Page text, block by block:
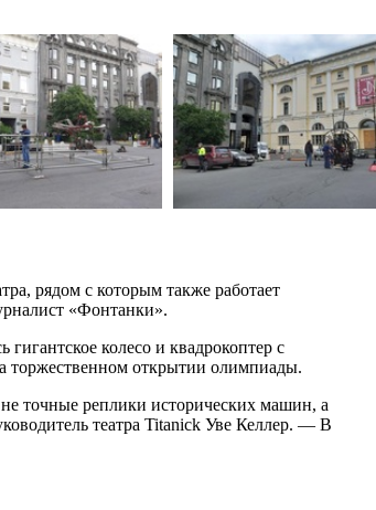
рядом с которым также работает
«Фонтанки».
колесо и квадрокоптер с
торжественном открытии олимпиады.
точные реплики исторических машин, а
театра Titanick Уве Келлер. — В